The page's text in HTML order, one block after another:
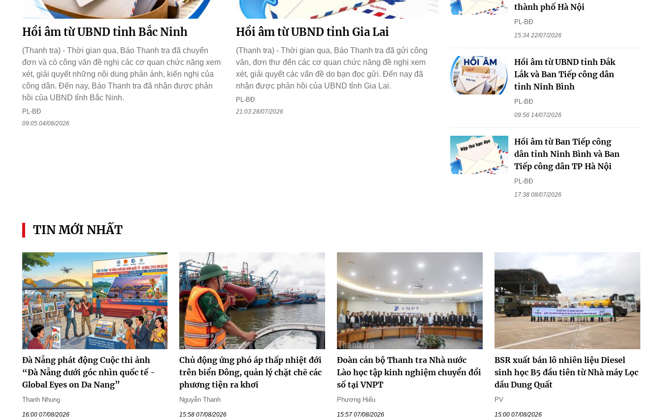
Hồi âm từ UBND tỉnh Bắc Ninh
(Thanh tra) - Thời gian qua, Báo Thanh tra đã chuyển
đơn và có công văn đề nghị các cơ quan chức năng xem
xét, giải quyết những nội dung phản ánh, kiến nghị của
công dân. Đến nay, Báo Thanh tra đã nhận được phản
hồi của UBND tỉnh Bắc Ninh.
PL-BĐ
09:05 04/08/2026
Hồi âm từ UBND tỉnh Gia Lai
(Thanh tra) - Thời gian qua, Báo Thanh tra đã gửi công
văn, đơn thư đến các cơ quan chức năng đề nghị xem
xét, giải quyết các vấn đề do bạn đọc gửi. Đến nay đã
nhận được phản hồi của UBND tỉnh Gia Lai.
PL-BĐ
21:03 28/07/2026
thành phố Hà Nội
PL-BĐ
15:34 22/07/2026
Hồi âm từ UBND tỉnh Đắk
Lắk và Ban Tiếp công dân
tỉnh Ninh Bình
PL-BĐ
09:56 14/07/2026
Hồi âm từ Ban Tiếp công
dân tỉnh Ninh Bình và Ban
Tiếp công dân TP Hà Nội
PL-BĐ
17:38 08/07/2026
TIN MỚI NHẤT
Đà Nẵng phát động Cuộc thi ảnh
“Đà Nẵng dưới góc nhìn quốc tế -
Global Eyes on Da Nang”
Thanh Nhung
16:00 07/08/2026
Chủ động ứng phó áp thấp nhiệt đới
trên biển Đông, quản lý chặt chẽ các
phương tiện ra khơi
Nguyễn Thanh
15:58 07/08/2026
Đoàn cán bộ Thanh tra Nhà nước
Lào học tập kinh nghiệm chuyển đổi
số tại VNPT
Phương Hiếu
15:57 07/08/2026
BSR xuất bán lô nhiên liệu Diesel
sinh học B5 đầu tiên từ Nhà máy Lọc
dầu Dung Quất
PV
15:00 07/08/2026